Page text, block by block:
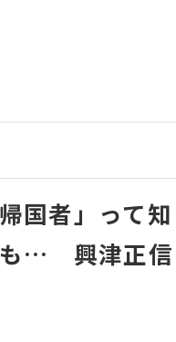
帰国者」っ
… 興津正信